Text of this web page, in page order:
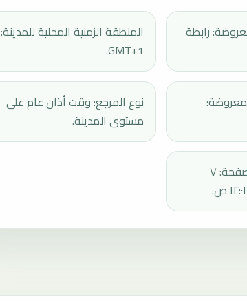
رابطة
المنطقة الزمنية المحلية للمدينة:
GMT+1.
نوع المرجع: وقت أذان عام على
مستوى المدينة.
آخر تحديث ظاهر للصفحة: ٧